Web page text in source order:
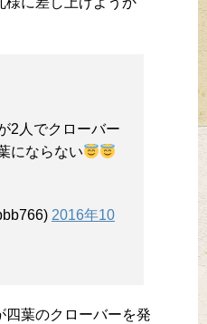
2人でクローバー
にならない
2016年10
四葉のクローバーを発